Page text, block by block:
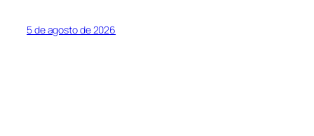
5 de agosto de 2026